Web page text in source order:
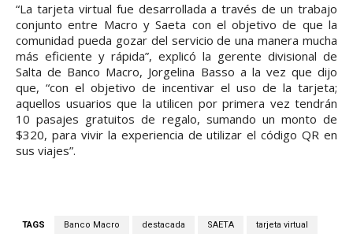
“La tarjeta virtual fue desarrollada a través de un trabajo
conjunto entre Macro y Saeta con el objetivo de que la
comunidad pueda gozar del servicio de una manera mucha
más eficiente y rápida”, explicó la gerente divisional de
Salta de Banco Macro, Jorgelina Basso a la vez que dijo
que, “con el objetivo de incentivar el uso de la tarjeta;
aquellos usuarios que la utilicen por primera vez tendrán
10 pasajes gratuitos de regalo, sumando un monto de
$320, para vivir la experiencia de utilizar el código QR en
sus viajes”.
TAGS Banco Macro destacada SAETA tarjeta virtual